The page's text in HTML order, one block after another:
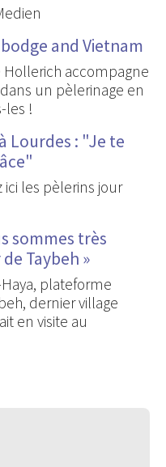
and Vietnam
accompagne
un pèlerinage en
les !
Lourdes : "Je te
ici les pèlerins jour
sommes très
Taybeh »
plateforme
dernier village
en visite au